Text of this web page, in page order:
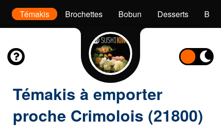
Témakis Brochettes Bobun Desserts
Témakis à emporter
proche Crimolois (21800)